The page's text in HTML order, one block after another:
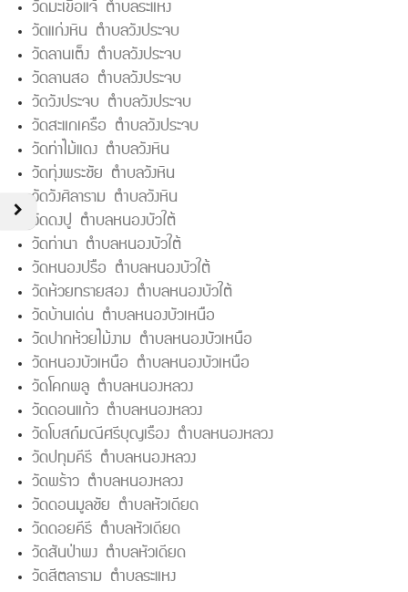
วัดมะเขือแจ้ ตำบลระแหง
วัดแก่งหิน ตำบลวังประจบ
วัดลานเต็ง ตำบลวังประจบ
วัดลานสอ ตำบลวังประจบ
วัดวังประจบ ตำบลวังประจบ
วัดสะแกเครือ ตำบลวังประจบ
วัดท่าไม้แดง ตำบลวังหิน
วัดทุ่งพระชัย ตำบลวังหิน
วัดวังศิลาราม ตำบลวังหิน
วัดดงปู ตำบลหนองบัวใต้
วัดท่านา ตำบลหนองบัวใต้
วัดหนองปรือ ตำบลหนองบัวใต้
วัดห้วยทรายสอง ตำบลหนองบัวใต้
วัดบ้านเด่น ตำบลหนองบัวเหนือ
วัดปากห้วยไม้งาม ตำบลหนองบัวเหนือ
วัดหนองบัวเหนือ ตำบลหนองบัวเหนือ
วัดโคกพลู ตำบลหนองหลวง
วัดดอนแก้ว ตำบลหนองหลวง
วัดโบสถ์มณีศรีบุญเรือง ตำบลหนองหลวง
วัดปทุมคีรี ตำบลหนองหลวง
วัดพร้าว ตำบลหนองหลวง
วัดดอนมูลชัย ตำบลหัวเดียด
วัดดอยคีรี ตำบลหัวเดียด
วัดสันป่าพง ตำบลหัวเดียด
วัดสีตลาราม ตำบลระแหง